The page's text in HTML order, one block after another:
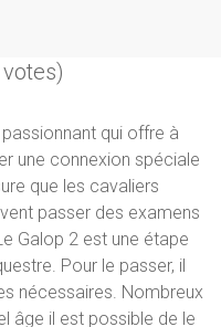
qui offre à
une connexion spéciale
que les cavaliers
passer des examens
Galop 2 est une étape
Pour le passer, il
nécessaires. Nombreux
âge il est possible de le